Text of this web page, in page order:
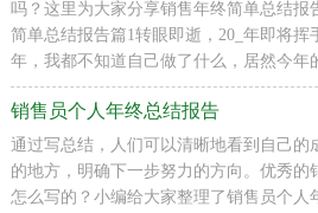
吗？这里为大家分享销售年终简单总结报
简单总结报告篇1转眼即逝，20_年即将挥
年，我都不知道自己做了什么，居然今年
销售员个人年终总结报告
通过写总结，人们可以清晰地看到自己的
的地方，明确下一步努力的方向。优秀的
怎么写的？小编给大家整理了销售员个人